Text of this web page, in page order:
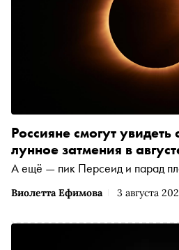
Виолетта Ефимова 3 августа
Россияне смогут увидеть
лунное затмения в
А ещё — пик Персеид и парад